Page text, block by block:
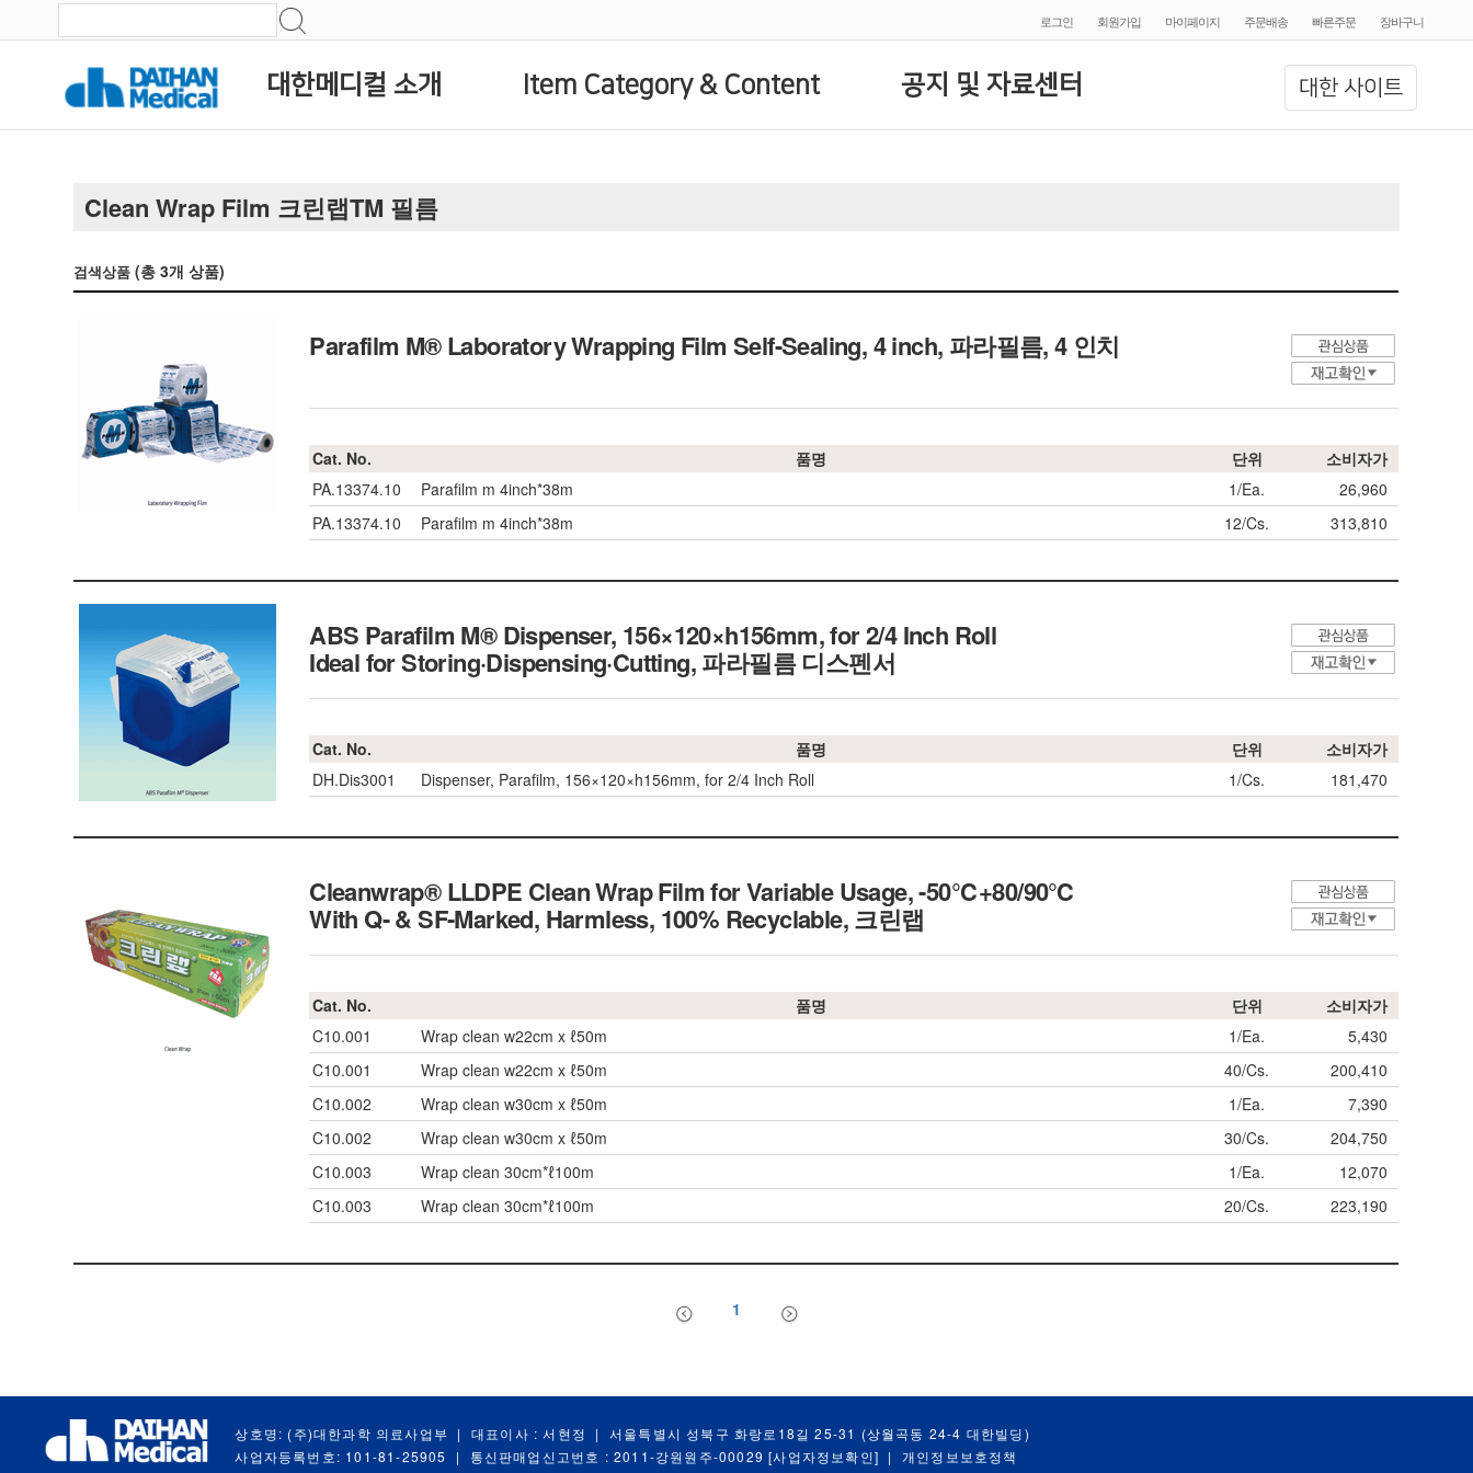
로그인 회원가입 마이페이지 주문배송 빠른주문 장바구니
대한 사이트
대한메디컬 소개 Item Category & Content 공지 및 자료센터
Clean Wrap Film 크린랩TM 필름
검색상품 (총3개 상품)
Parafilm M® Laboratory Wrapping Film Self-Sealing, 4 inch, 파라필름, 4 인치
Cat. No. 품명 단위
소비자가
PA.13374.10
Parafilm m 4inch*38m 1/Ea.
26,960
PA.13374.10
Parafilm m 4inch*38m 12/Cs. 313,810
ABS Parafilm M® Dispenser, 156×120×h156mm, for 2/4 Inch Roll
Ideal for Storing·Dispensing·Cutting, 파라필름 디스펜서
Cat. No. 품명 단위
소비자가
DH.Dis3001
Dispenser, Parafilm, 156×120×h156mm, for 2/4 Inch Roll 1/Cs. 181,470
Cleanwrap® LLDPE Clean Wrap Film for Variable Usage, -50℃+80/90℃
With Q- & SF-Marked, Harmless, 100% Recyclable, 크린랩
Cat. No. 품명 단위
소비자가
C10.001
Wrap clean w22cm x ℓ50m 1/Ea.
5,430
C10.001
Wrap clean w22cm x ℓ50m 40/Cs.
200,410
C10.002
Wrap clean w30cm x ℓ50m 1/Ea.
7,390
C10.002
Wrap clean w30cm x ℓ50m 30/Cs.
204,750
C10.003
Wrap clean 30cm*ℓ100m 1/Ea.
12,070
C10.003
Wrap clean 30cm*ℓ100m 20/Cs. 223,190
1
상호명: (주)대한과학 의료사업부 | 대표이사 : 서현정 |
서울특별시 성북구 화랑로18길 25-31 (상월곡동 24-4 대한빌딩)
사업자등록번호: 101-81-25905
| 통신판매업신고번호 : 2011-강원원주-00029[사업자정보확인] | 개인정보보호정책